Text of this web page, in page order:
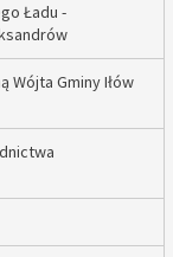
Ładu -
Wójta Gminy Iłów